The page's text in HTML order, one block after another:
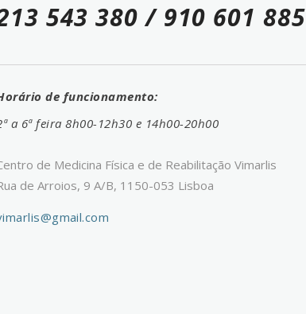
543 380 / 910 601 885
de funcionamento:
a 6ª feira 8h00-12h30 e 14h00-20h00
de Medicina Física e de Reabilitação Vimarlis
de Arroios, 9 A/B, 1150-053 Lisboa